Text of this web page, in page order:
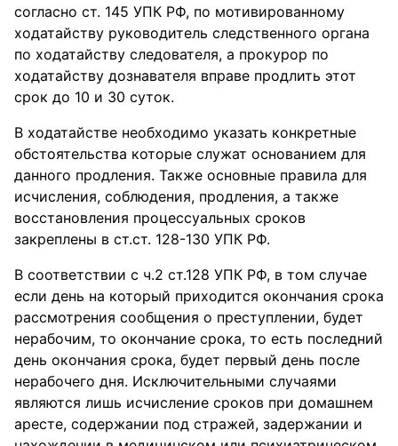
согласно ст. 145 УПК РФ, по мотивированному
ходатайству руководитель следственного органа
по ходатайству следователя, а прокурор по
ходатайству дознавателя вправе продлить этот
срок до 10 и 30 суток.
В ходатайстве необходимо указать конкретные
обстоятельства которые служат основанием для
данного продления. Также основные правила для
исчисления, соблюдения, продления, а также
восстановления процессуальных сроков
закреплены в ст.ст. 128-130 УПК РФ.
В соответствии с ч.2 ст.128 УПК РФ, в том случае
если день на который приходится окончания срока
рассмотрения сообщения о преступлении, будет
нерабочим, то окончание срока, то есть последний
день окончания срока, будет первый день после
нерабочего дня. Исключительными случаями
являются лишь исчисление сроков при домашнем
аресте, содержании под стражей, задержании и